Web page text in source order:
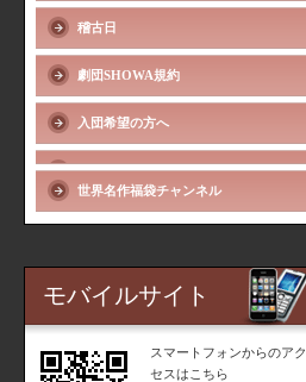
稽古日
劇団SHOWA規約
入団希望の方へ
世界名作福袋チャンネル
モバイルサイト
スマートフォンからのアク
セスはこちら